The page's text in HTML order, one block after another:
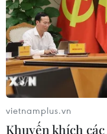
vietnamplus.vn
Khuyến khích